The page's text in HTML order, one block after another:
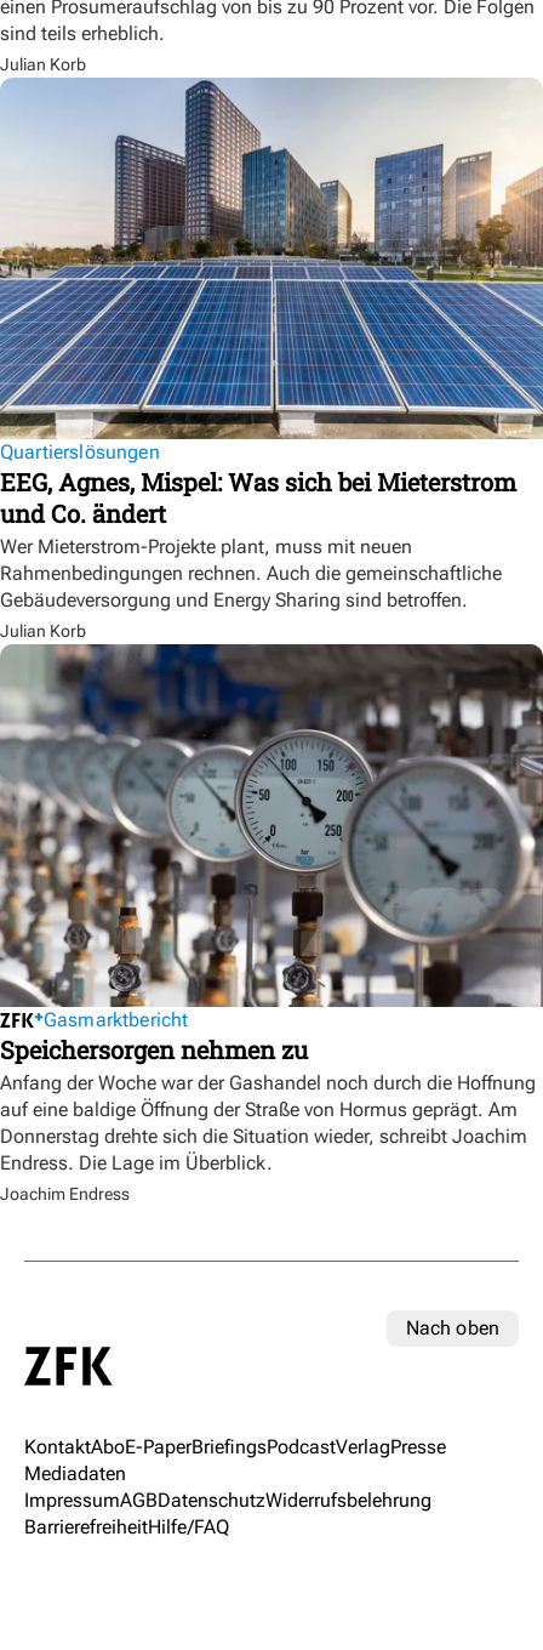
einen Prosumeraufschlag von bis zu 90 Prozent vor. Die Folgen
sind teils erheblich.
Julian Korb
Quartierslösungen
EEG, Agnes, Mispel: Was sich bei Mieterstrom
und Co. ändert
Wer Mieterstrom-Projekte plant, muss mit neuen
Rahmenbedingungen rechnen. Auch die gemeinschaftliche
Gebäudeversorgung und Energy Sharing sind betroffen.
Julian Korb
Gasmarktbericht
Speichersorgen nehmen zu
Anfang der Woche war der Gashandel noch durch die Hoffnung
auf eine baldige Öffnung der Straße von Hormus geprägt. Am
Donnerstag drehte sich die Situation wieder, schreibt Joachim
Endress. Die Lage im Überblick.
Joachim Endress
Nach oben
KontaktAboE-PaperBriefingsPodcastVerlagPresse
Mediadaten
ImpressumAGBDatenschutzWiderrufsbelehrung
BarrierefreiheitHilfe/FAQ